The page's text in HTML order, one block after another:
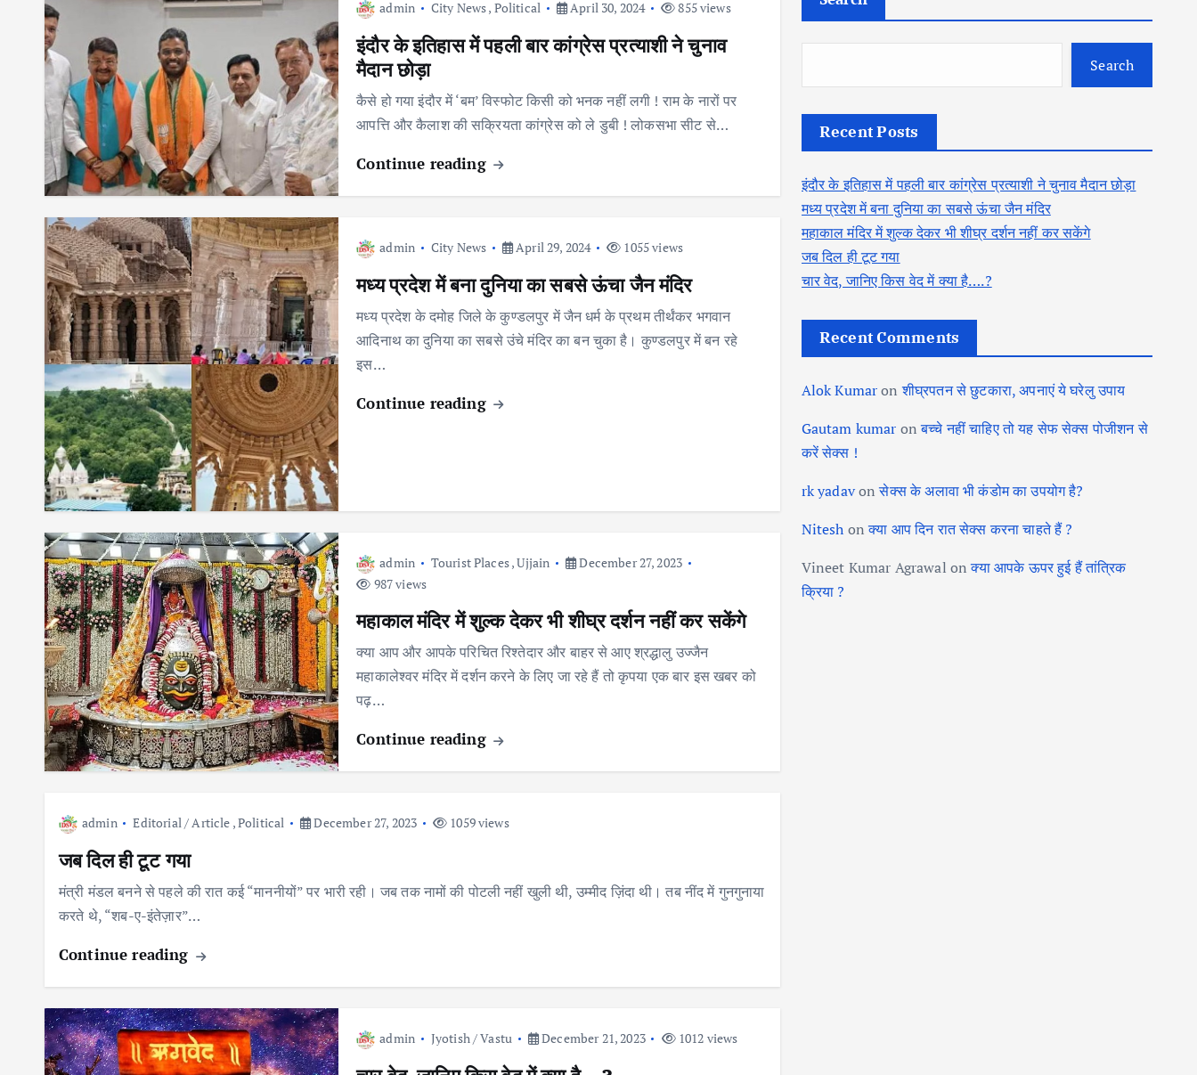
admin City News, Political April 30, 2024 855 views
इंदौर के इतिहास में पहली बार कांग्रेस प्रत्याशी ने चुनाव
मैदान छोड़ा
कैसे हो गया इंदौर में ‘बम’ विस्फोट किसी को भनक नहीं लगी ! राम के नारों पर
आपत्ति और कैलाश की सक्रियता कांग्रेस को ले डुबी ! लोकसभा सीट से…
Continue reading
admin City News April 29, 2024 1055 views
मध्य प्रदेश में बना दुनिया का सबसे ऊंचा जैन मंदिर
मध्य प्रदेश के दमोह जिले के कुण्डलपुर में जैन धर्म के प्रथम तीर्थंकर भगवान
आदिनाथ का दुनिया का सबसे उंचे मंदिर का बन चुका है। कुण्डलपुर में बन रहे
इस…
Continue reading
admin Tourist Places,Ujjain
December 27, 2023
987 views
महाकाल मंदिर में शुल्क देकर भी शीघ्र दर्शन नहीं कर सकेंगे
क्या आप और आपके परिचित रिश्तेदार और बाहर से आए श्रद्धालु उज्जैन
महाकालेश्वर मंदिर में दर्शन करने के लिए जा रहे हैं तो कृपया एक बार इस खबर को
पढ़…
Continue reading
admin Editorial / Article ,Political December 27, 2023 1059 views
जब दिल ही टूट गया
मंत्री मंडल बनने से पहले की रात कई “माननीयों” पर भारी रही। जब तक नामों की पोटली नहीं खुली थी, उम्मीद ज़िंदा थी। तब नींद में गुनगुनाया
करते थे, “शब-ए-इंतेज़ार”…
Continue reading
admin Jyotish / Vastu December 21, 2023 1012 views
Search
Recent Posts
इंदौर के इतिहास में पहली बार कांग्रेस प्रत्याशी ने चुनाव मैदान छोड़ा
मध्य प्रदेश में बना दुनिया का सबसे ऊंचा जैन मंदिर
महाकाल मंदिर में शुल्क देकर भी शीघ्र दर्शन नहीं कर सकेंगे
जब दिल ही टूट गया
चार वेद, जानिए किस वेद में क्या है….?
Recent Comments
Alok Kumaronशीघ्रपतन से छुटकारा, अपनाएं ये घरेलु उपाय
Gautam kumar onबच्चे नहीं चाहिए तो यह सेफ सेक्स पोजीशन से
करें सेक्स !
rk yadavonसेक्स के अलावा भी कंडोम का उपयोग है?
Nitesh onक्या आप दिन रात सेक्स करना चाहते हैं ?
Vineet Kumar Agrawal onक्या आपके ऊपर हुई हैं तांत्रिक
क्रिया ?